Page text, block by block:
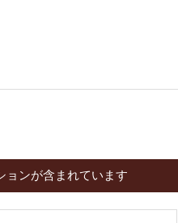
ョンが含まれています